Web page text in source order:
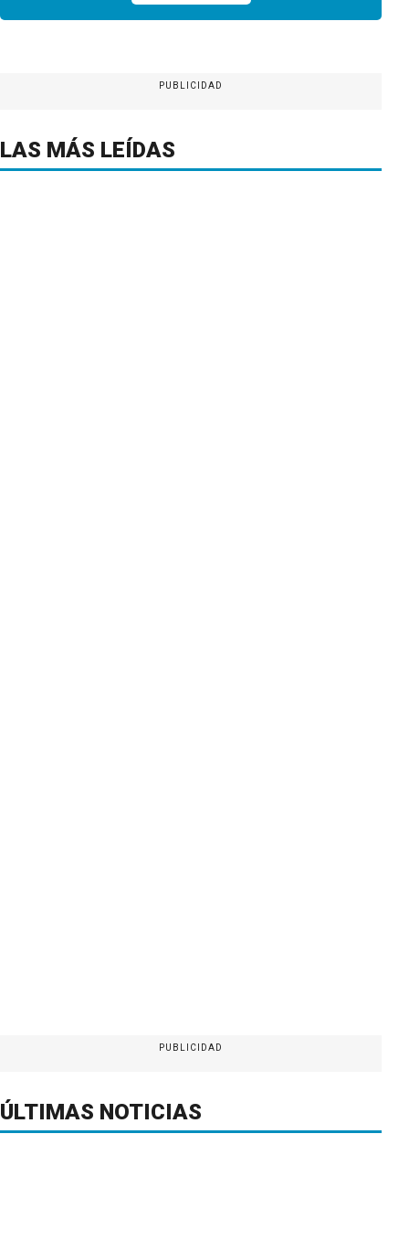
PUBLICIDAD
LAS MÁS LEÍDAS
PUBLICIDAD
ÚLTIMAS NOTICIAS